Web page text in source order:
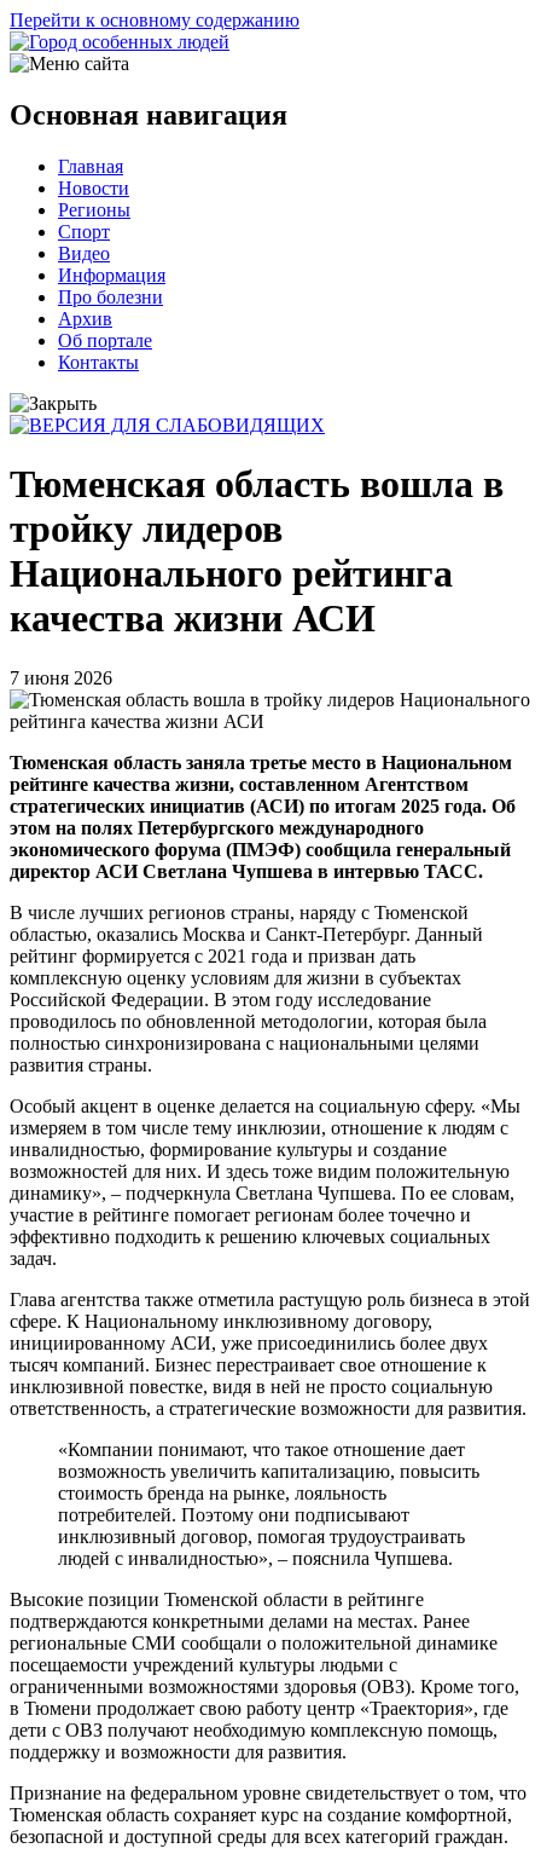
Перейти к основному содержанию
Основная навигация
Главная
Новости
Регионы
Спорт
Видео
Информация
Про болезни
Архив
Об портале
Контакты
Тюменская область вошла в
тройку лидеров
Национального рейтинга
качества жизни АСИ
7 июня 2026
Тюменская область заняла третье место в Национальном
рейтинге качества жизни, составленном Агентством
стратегических инициатив (АСИ) по итогам 2025 года. Об
этом на полях Петербургского международного
экономического форума (ПМЭФ) сообщила генеральный
директор АСИ Светлана Чупшева в интервью ТАСС.
В числе лучших регионов страны, наряду с Тюменской
областью, оказались Москва и Санкт-Петербург. Данный
рейтинг формируется с 2021 года и призван дать
комплексную оценку условиям для жизни в субъектах
Российской Федерации. В этом году исследование
проводилось по обновленной методологии, которая была
полностью синхронизирована с национальными целями
развития страны.
Особый акцент в оценке делается на социальную сферу. «Мы
измеряем в том числе тему инклюзии, отношение к людям с
инвалидностью, формирование культуры и создание
возможностей для них. И здесь тоже видим положительную
динамику», – подчеркнула Светлана Чупшева. По ее словам,
участие в рейтинге помогает регионам более точечно и
эффективно подходить к решению ключевых социальных
задач.
Глава агентства также отметила растущую роль бизнеса в этой
сфере. К Национальному инклюзивному договору,
инициированному АСИ, уже присоединились более двух
тысяч компаний. Бизнес перестраивает свое отношение к
инклюзивной повестке, видя в ней не просто социальную
ответственность, а стратегические возможности для развития.
«Компании понимают, что такое отношение дает
возможность увеличить капитализацию, повысить
стоимость бренда на рынке, лояльность
потребителей. Поэтому они подписывают
инклюзивный договор, помогая трудоустраивать
людей с инвалидностью», – пояснила Чупшева.
Высокие позиции Тюменской области в рейтинге
подтверждаются конкретными делами на местах. Ранее
региональные СМИ сообщали о положительной динамике
посещаемости учреждений культуры людьми с
ограниченными возможностями здоровья (ОВЗ). Кроме того,
в Тюмени продолжает свою работу центр «Траектория», где
дети с ОВЗ получают необходимую комплексную помощь,
поддержку и возможности для развития.
Признание на федеральном уровне свидетельствует о том, что
Тюменская область сохраняет курс на создание комфортной,
безопасной и доступной среды для всех категорий граждан.